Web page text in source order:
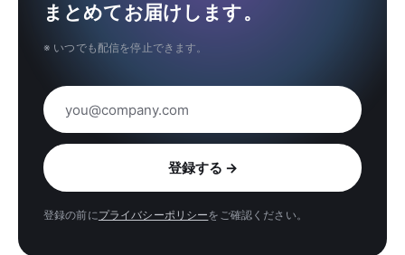
まとめてお届けします。
※ いつでも配信を停止できます。
メールアドレス 登録する →
登録の前にプライバシーポリシーをご確認ください。